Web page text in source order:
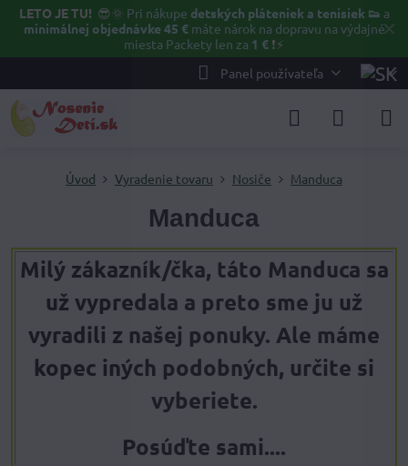
✕
LETO JE TU! 😎🌞 Pri nákupe detských pláteniek a tenisiek 👟 a
minimálnej objednávke 45 €máte nárok na dopravu na výdajné
miesta Packety len za 1 € ❗⚡️
Panel používateľa
Úvod Vyradenie tovaru Nosiče Manduca
Manduca
Milý zákazník/čka, táto Manduca sa
už vypredala a preto sme ju už
vyradili z našej ponuky. Ale máme
kopec iných podobných, určite si
vyberiete.
Posúďte sami....